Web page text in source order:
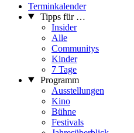
Terminkalender
Tipps für …
Insider
Alle
Communitys
Kinder
7 Tage
Programm
Ausstellungen
Kino
Bühne
Festivals